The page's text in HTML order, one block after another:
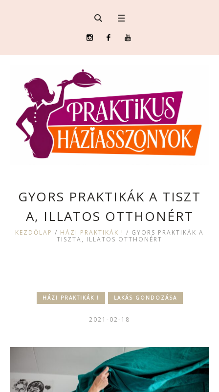
GYORS PRAKTIKÁK A TISZT
A, ILLATOS OTTHONÉRT
KEZDŐLAP / HÁZI PRAKTIKÁK ! / GYORS PRAKTIKÁK A
TISZTA, ILLATOS OTTHONÉRT
HÁZI PRAKTIKÁK ! LAKÁS GONDOZÁSA
2021-02-18